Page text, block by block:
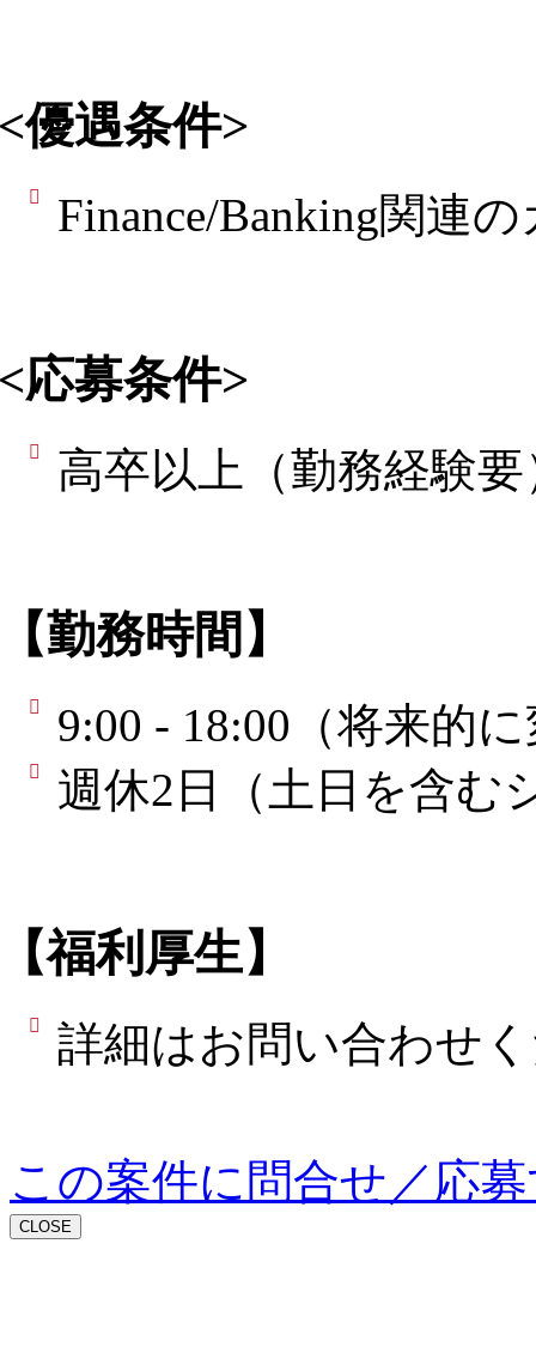
優遇条件>
Finance/Banking関連
応募条件>
高卒以上（勤務経験要
勤務時間】
9:00 - 18:00（将来的
週休2日（土日を含む
福利厚生】
詳細はお問い合わせ
この案件に問合せ／応
CLOSE